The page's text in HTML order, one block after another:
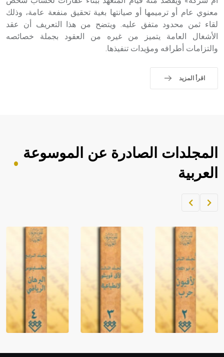
الملوك الذين حكموا مدينة إديسا (الرها) من أبجر الأول وحتى
التاسع، وهم ينتسبون إلى أسرة أوسروين
معنوي عام أو ترميمها أو صيانتها بغية تحقيق منفعة عامة، وذلك
لقاء ثمن محدود متفق عليه. ويتضح من هذا التعريف أن عقد
الأشغال العامة يتميز من غيره من العقود بجملة خصائصه
والتزامات أطرافه ومؤيدات تنفيذها.
اقرأ المزيد
المجلدات الصادرة عن الموسوعة
العربية